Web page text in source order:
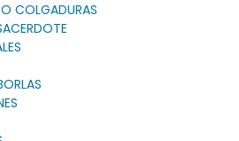
COLGADURAS